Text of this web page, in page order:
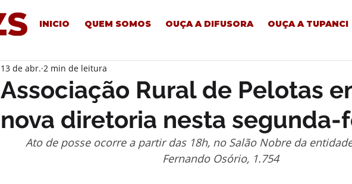
INICIO QUEM SOMOS OUÇA A DIFUSORA OUÇA A TUPANCI
Associação Rural de Pelotas
nova diretoria nesta segunda-
13 de abr. 2 min de leitura
Ato de posse ocorre a partir das 18h, no Salão Nobre da
Fernando Osório, 1.754